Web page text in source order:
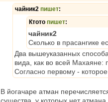
чайник2 пишет:
Ктото пишет:
чайник2
Сколько в прасангике
Два вышеуказанных
вида, как во всей
Согласно первому -
В йогачаре атман